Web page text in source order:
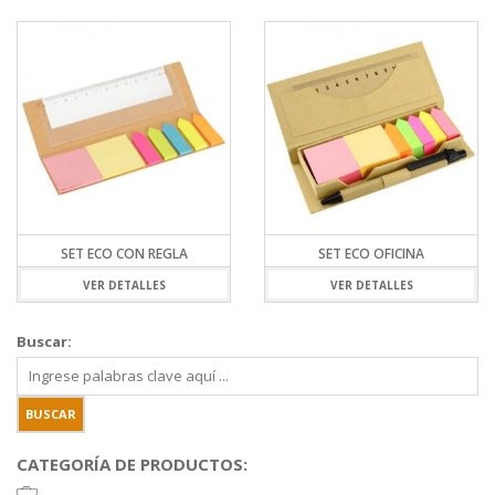
SET ECO CON REGLA
VER DETALLES
SET ECO OFICINA
VER DETALLES
Buscar:
CATEGORÍA DE PRODUCTOS: